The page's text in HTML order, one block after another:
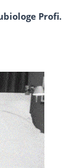
Profi.